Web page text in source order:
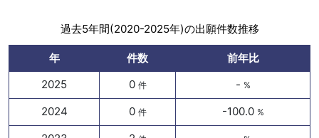
過去5年間(2020-2025年)の出願件数推移
年 件数
前年比
2025
0 件 - %
2024 0 件 -100.0 %